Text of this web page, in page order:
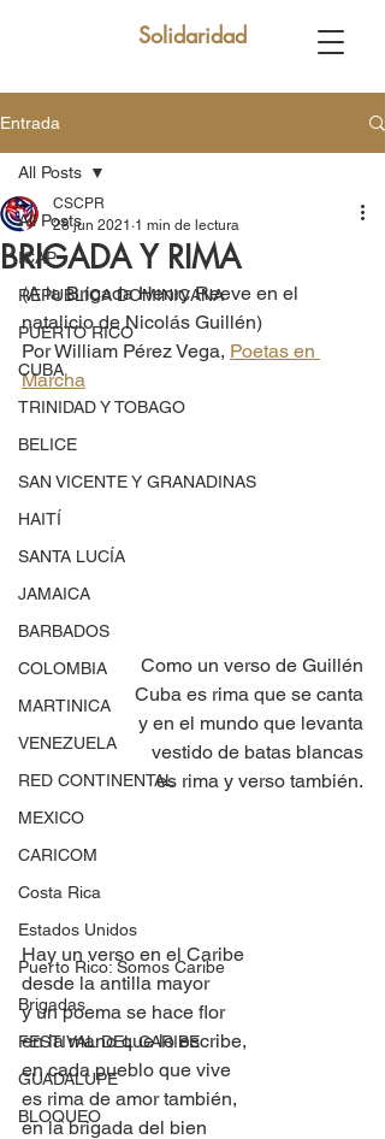
Solidaridad
Entrada
All Posts
ICAP
REPUBLICA DOMINICANA
PUERTO RICO
CUBA
TRINIDAD Y TOBAGO
BELICE
SAN VICENTE Y GRANADINAS
HAITÍ
SANTA LUCÍA
JAMAICA
BARBADOS
COLOMBIA
MARTINICA
VENEZUELA
RED CONTINENTAL
MEXICO
CARICOM
Costa Rica
Estados Unidos
Puerto Rico: Somos Caribe
Brigadas
FESTIVAL DEL CARIBE
GUADALUPE
BLOQUEO
All Posts
BRIGADA Y RIMA
CSCPR
28 jun 2021 1 min de lectura
(A la Brigada Henry Reeve en el
natalicio de Nicolás Guillén)
Por William Pérez Vega, Poetas en
Marcha
Como un verso de Guillén
Cuba es rima que se canta
y en el mundo que levanta
vestido de batas blancas
es rima y verso también.
Hay un verso en el Caribe
desde la antilla mayor
y un poema se hace flor
en la mano que lo escribe,
en cada pueblo que vive
es rima de amor también,
en la brigada del bien